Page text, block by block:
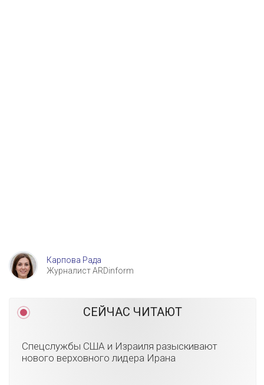
Карпова Рада
Журналист ARDinform
СЕЙЧАС ЧИТАЮТ
Спецслужбы США и Израиля разыскивают
нового верховного лидера Ирана